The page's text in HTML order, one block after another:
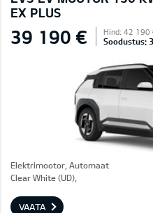
EX PLUS
39 190 € Hind: 42 190
Soodustus:
Elektrimootor, Automaat
Clear White (UD),
VAATA